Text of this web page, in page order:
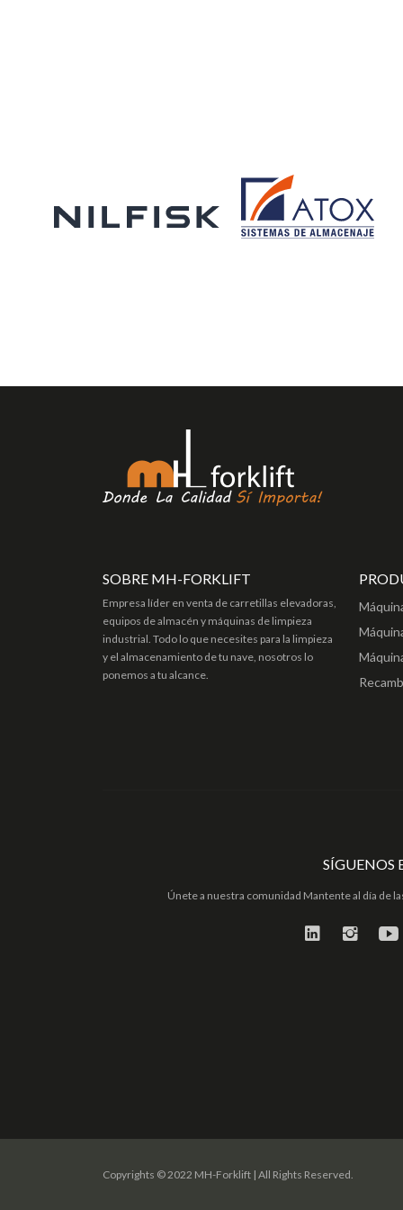
SOBRE MH-FORKLIFT
Empresa líder en venta de carretillas elevadoras,
equipos de almacén y máquinas de limpieza
industrial. Todo lo que necesites para la limpieza
y el almacenamiento de tu nave, nosotros lo
ponemos a tu alcance.
SÍGUENOS
Únete a nuestra comunidad Mantente al día de
Copyrights © 2022 MH-Forklift | All Rights Reserved.